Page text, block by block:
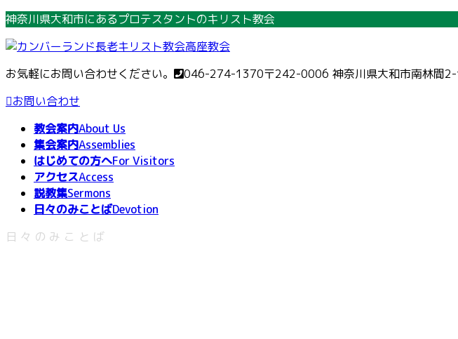
コ
テ
ン
ツ
へ
ナ
ゲ
ー
シ
ョ
神奈川県大和市にあるプロテスタントのキリスト教会
お気軽にお問い合わせください。 046-274-1370〒242-0006 神奈川県大和市南林間
お問い合わせ
教会案内About Us
集会案内Assemblies
はじめての方へFor Visitors
アクセスAccess
説教集Sermons
日々のみことばDevotion
日々のみことば